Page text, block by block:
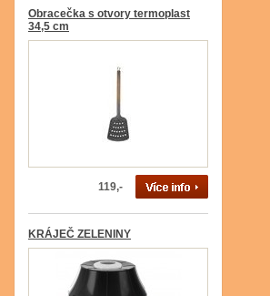
Obracečka s otvory termoplast
34,5 cm
119,-
KRÁJEČ ZELENINY